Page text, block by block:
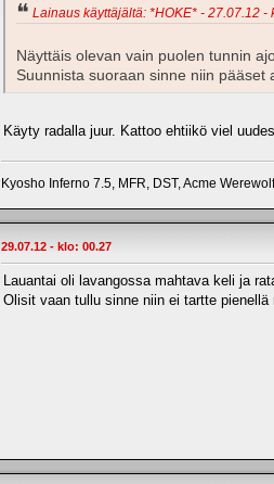
Lainaus käyttäjältä: *HOKE* - 27.07.12 -
Näyttäis olevan vain puolen tunnin
Suunnista suoraan sinne niin
Käyty radalla juur. Kattoo ehtiikö viel
Kyosho Inferno 7.5, MFR, DST, Acme Werewolf
29.07.12 - klo: 00.27
Lauantai oli lavangossa mahtava keli ja
Olisit vaan tullu sinne niin ei tartte pienellä